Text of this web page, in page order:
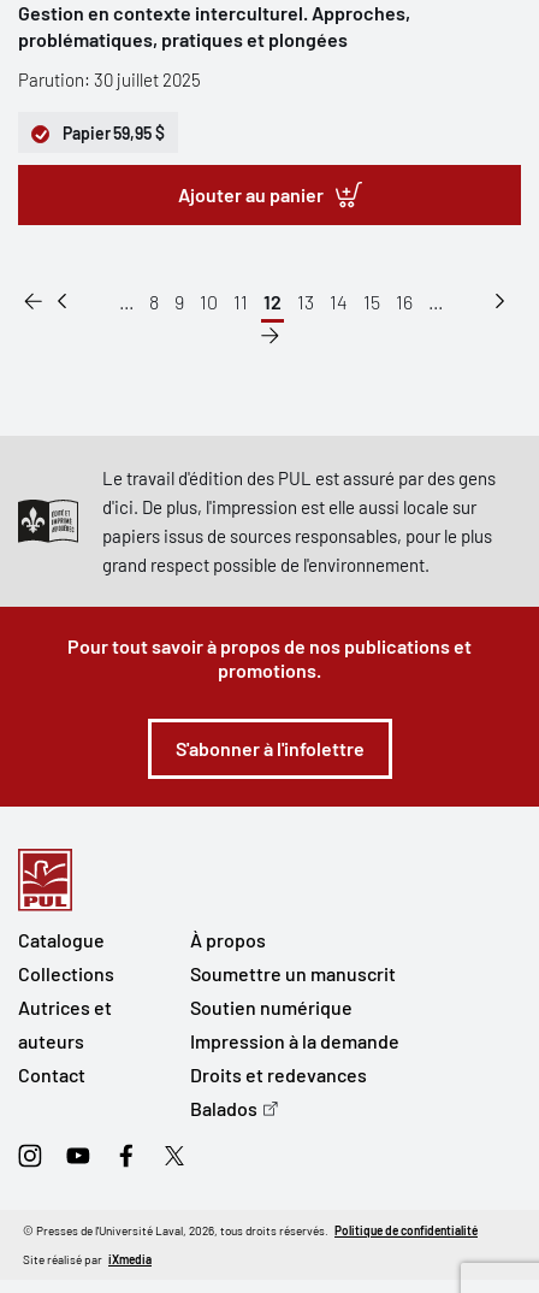
Gestion en contexte interculturel. Approches,
problématiques, pratiques et plongées
Parution: 30 juillet 2025
Papier59,95 $
Ajouter au panier
... 8 9 10 11 12 13 14 15 16 ...
Le travail d'édition des PUL est assuré par des gens
d'ici. De plus, l'impression est elle aussi locale sur
papiers issus de sources responsables, pour le plus
grand respect possible de l'environnement.
Pour tout savoir à propos de nos publications et
promotions.
S'abonner à l'infolettre
Catalogue
Collections
Autrices et
auteurs
Contact
À propos
Soumettre un manuscrit
Soutien numérique
Impression à la demande
Droits et redevances
Balados
InstagramYoutubeFacebookTwitter
Site réalisé par iXmedia
© Presses de l'Université Laval, 2026, tous droits réservés. Politique de confidentialité